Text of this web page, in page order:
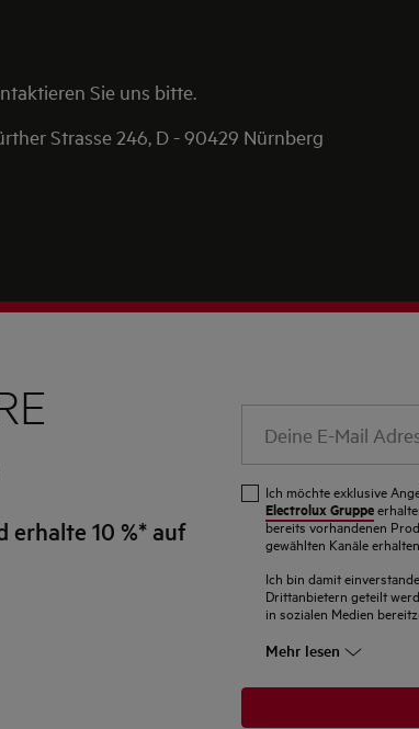
Sie uns bitte.
Strasse 246, D - 90429 Nürnberg
erhalte 10 %* auf
Adresse
Ich möchte exklusive
Electrolux Gruppe
bereits vorhandenen
gewählten Kanäle
Ich bin damit
Drittanbietern geteilt
in sozialen Medien
Mehr lesen